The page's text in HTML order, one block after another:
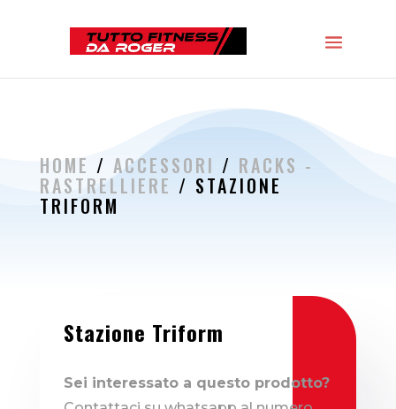
HOME / ACCESSORI / RACKS -
RASTRELLIERE / STAZIONE
TRIFORM
Stazione Triform
Sei interessato a questo prodotto?